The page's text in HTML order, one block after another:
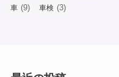
車 (9) 車検 (3)